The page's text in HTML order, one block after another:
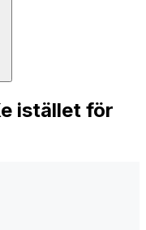
istället för